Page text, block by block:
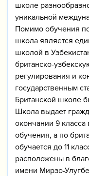
школе
уникальной
Помимо обучения
школа является
школой в
британско-
регулирования и
государственным
Британской школе
Школа выдает
окончании 9 класса
обучения, а по
обучается до 11
расположены в
имени Мирзо-